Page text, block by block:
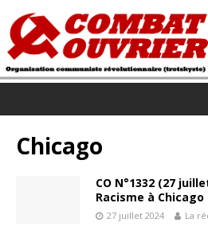
Chicago
CO N°1332 (27
Racisme à Chicago
27 juillet 2024 La